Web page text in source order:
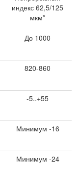
индекс 62,5/125
мкм*
До 1000
820-860
-5..+55
Минимум -16
Минимум -24